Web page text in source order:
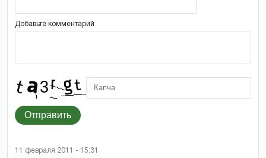
Добавьте комментарий
Отправить
11 февраля 2011 - 15:31